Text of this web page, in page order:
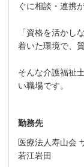
ぐに相談・連携
「資格を活かし
着いた環境で、
そんな介護福祉
い職場です。
勤務先
医療法人寿山会
若江岩田